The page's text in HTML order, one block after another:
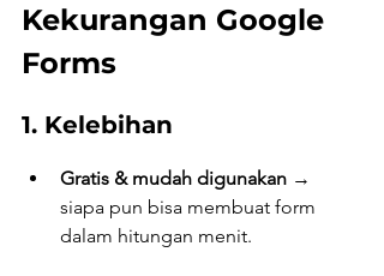
Kekurangan Google
Forms
1. Kelebihan
Gratis & mudah digunakan →
siapa pun bisa membuat form
dalam hitungan menit.